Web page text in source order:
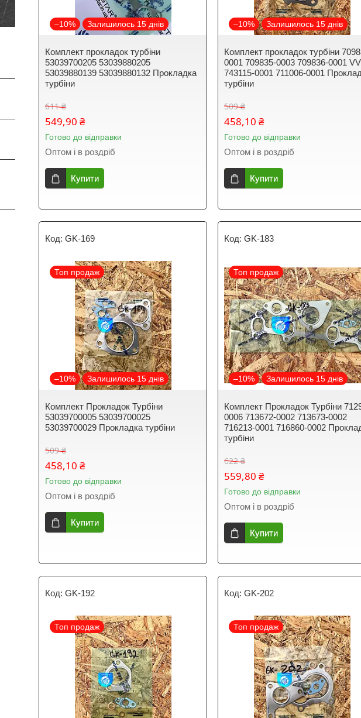
–10% Залишилось 15 днів
Комплект прокладок турбіни
53039700205 53039880205
53039880139 53039880132 Прокладка
турбіни
611 ₴
549,90 ₴
Готово до відправки
Оптом і в роздріб
Купити
–10% Залишилось 15 днів
Комплект прокладок турбіни
0001 709835-0003 709836-0001
743115-0001 711006-0001
турбіни
509 ₴
458,10 ₴
Готово до відправки
Оптом і в роздріб
Купити
GK-169
Топ продаж
–10% Залишилось 15 днів
Комплект Прокладок Турбіни
53039700005 53039700025
53039700029 Прокладка турбіни
509 ₴
458,10 ₴
Готово до відправки
Оптом і в роздріб
Купити
GK-183
Топ продаж
–10% Залишилось 15 днів
Комплект Прокладок Турбіни
0006 713672-0002 713673-0002
716213-0001 716860-0002
турбіни
622 ₴
559,80 ₴
Готово до відправки
Оптом і в роздріб
Купити
GK-192
Топ продаж
GK-202
Топ продаж